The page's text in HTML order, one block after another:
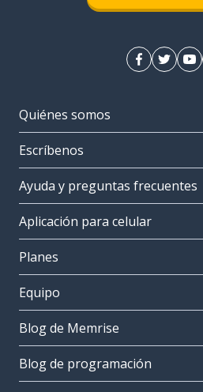
Quiénes somos
Escríbenos
Ayuda y preguntas frecuentes
Aplicación para celular
Planes
Equipo
Blog de Memrise
Blog de programación